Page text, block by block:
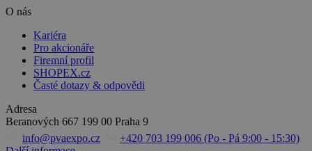
O nás
Kariéra
Pro akcionáře
Firemní profil
SHOPEX.cz
Časté dotazy & odpovědi
Adresa
Beranových 667 199 00 Praha 9
info@pvaexpo.cz
+420 703 199 006 (Po - Pá 9:00 - 15:30)